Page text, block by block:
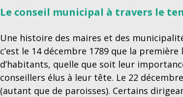
Le conseil municipal à travers le
Une histoire des maires et des
c’est le 14 décembre 1789 que la
d’habitants, quelle que soit leur
conseillers élus à leur tête. Le 22
(autant que de paroisses). Certains